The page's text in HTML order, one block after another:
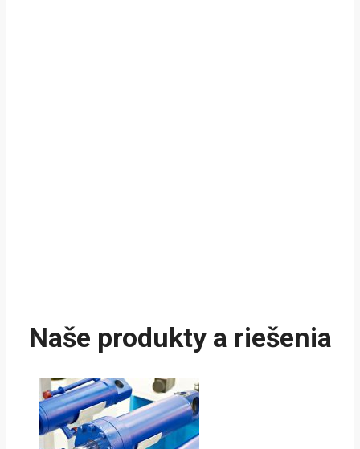
Naše produkty a riešenia